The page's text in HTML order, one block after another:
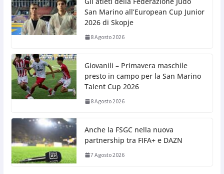
San Marino all’European Cup Junior
2026 di Skopje
8 Agosto 2026
Giovanili – Primavera maschile
presto in campo per la San Marino
Talent Cup 2026
8 Agosto 2026
Anche la FSGC nella nuova
partnership tra FIFA+ e DAZN
7 Agosto 2026